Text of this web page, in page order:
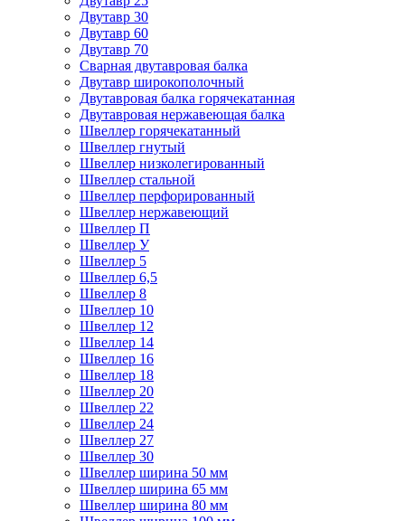
Двутавр 30
Двутавр 60
Двутавр 70
Сварная двутавровая балка
Двутавр широкополочный
Двутавровая балка горячекатанная
Двутавровая нержавеющая балка
Швеллер горячекатанный
Швеллер гнутый
Швеллер низколегированный
Швеллер стальной
Швеллер перфорированный
Швеллер нержавеющий
Швеллер П
Швеллер У
Швеллер 5
Швеллер 6,5
Швеллер 8
Швеллер 10
Швеллер 12
Швеллер 14
Швеллер 16
Швеллер 18
Швеллер 20
Швеллер 22
Швеллер 24
Швеллер 27
Швеллер 30
Швеллер ширина 50 мм
Швеллер ширина 65 мм
Швеллер ширина 80 мм